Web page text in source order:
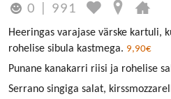
0 991
Heeringas varajase värske kartuli,
rohelise sibula kastmega. 9,90€
Punane kanakarri riisi ja rohelise
Serrano singiga salat,